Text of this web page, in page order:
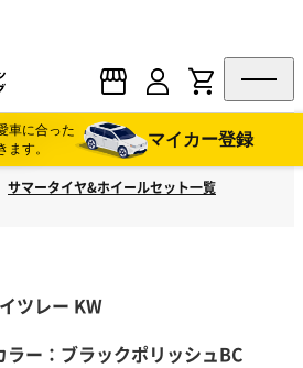
車に合った
す。
マイカー登録
サマータイヤ&ホイールセット一覧
ツレー KW
ラー：ブラックポリッシュBC